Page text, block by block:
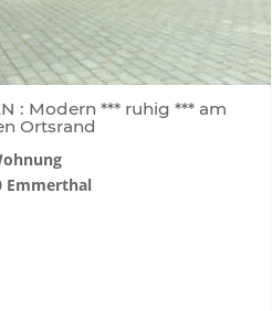
: Modern *** ruhig *** am
Ortsrand
Emmerthal